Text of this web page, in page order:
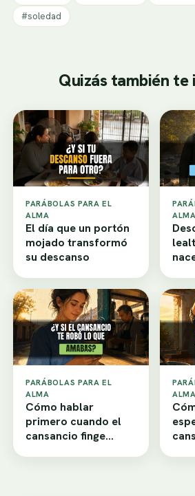
#soledad
Quizás también te
PARÁBOLAS PARA EL
ALMA
El día que un portón
mojado transformó
su descanso
ALMA
PARÁBOLAS PARA EL
ALMA
Cómo hablar
primero cuando el
cansancio finge
ALMA